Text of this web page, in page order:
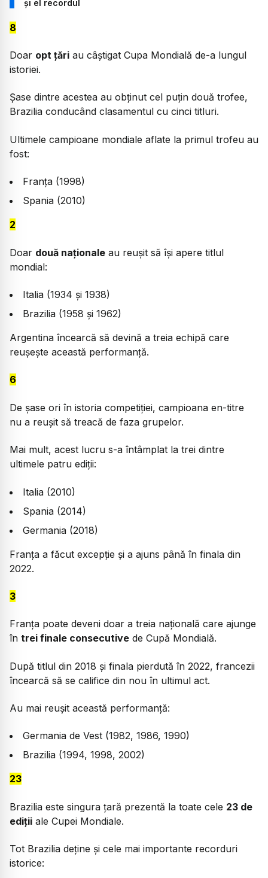
și el recordul
8
Doar opt țări au câștigat Cupa Mondială de-a lungul
istoriei.
Șase dintre acestea au obținut cel puțin două trofee,
Brazilia conducând clasamentul cu cinci titluri.
Ultimele campioane mondiale aflate la primul trofeu au
fost:
Franța (1998)
Spania (2010)
2
Doar două naționale au reușit să își apere titlul
mondial:
Italia (1934 și 1938)
Brazilia (1958 și 1962)
Argentina încearcă să devină a treia echipă care
reușește această performanță.
6
De șase ori în istoria competiției, campioana en-titre
nu a reușit să treacă de faza grupelor.
Mai mult, acest lucru s-a întâmplat la trei dintre
ultimele patru ediții:
Italia (2010)
Spania (2014)
Germania (2018)
Franța a făcut excepție și a ajuns până în finala din
2022.
3
Franța poate deveni doar a treia națională care ajunge
în trei finale consecutive de Cupă Mondială.
După titlul din 2018 și finala pierdută în 2022, francezii
încearcă să se califice din nou în ultimul act.
Au mai reușit această performanță:
Germania de Vest (1982, 1986, 1990)
Brazilia (1994, 1998, 2002)
23
Brazilia este singura țară prezentă la toate cele 23 de
ediții ale Cupei Mondiale.
Tot Brazilia deține și cele mai importante recorduri
istorice: